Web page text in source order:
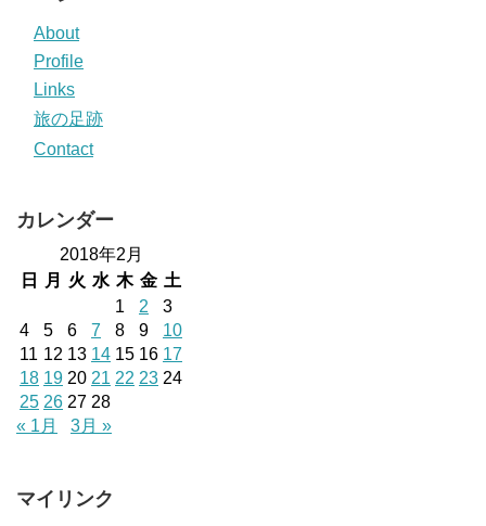
About
Profile
Links
旅の足跡
Contact
カレンダー
2018年2月
日
月 火 水 木 金 土
1
2
3
4
5 6 7 8 9
10
11 12 13 14 15 16 17
18 19 20 21 22 23 24
25 26 27 28
« 1月
3月 »
マイリンク